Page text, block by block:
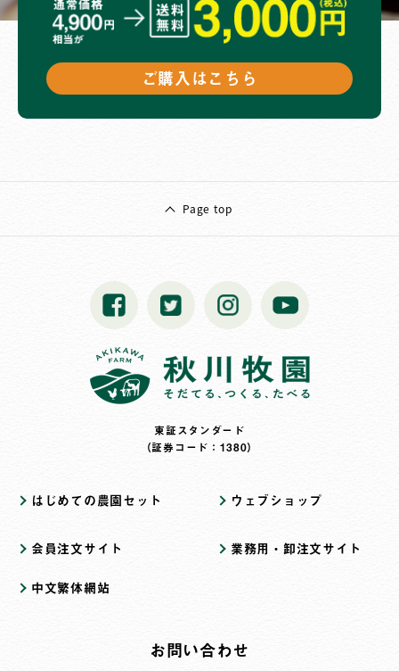
ご購入はこちら
Page top
東証スタンダード
（証券コード：1380）
はじめての農園セット ウェブショップ
会員注文サイト 業務用・卸注文サイト
中文繁体網站
お問い合わせ